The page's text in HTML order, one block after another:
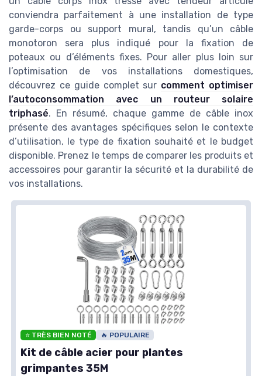
conviendra parfaitement à une installation de type
garde-corps ou support mural, tandis qu’un câble
monotoron sera plus indiqué pour la fixation de
poteaux ou d’éléments fixes. Pour aller plus loin sur
l’optimisation de vos installations domestiques,
découvrez ce guide complet sur comment optimiser
l’autoconsommation avec un routeur solaire
triphasé. En résumé, chaque gamme de câble inox
présente des avantages spécifiques selon le contexte
d’utilisation, le type de fixation souhaité et le budget
disponible. Prenez le temps de comparer les produits et
accessoires pour garantir la sécurité et la durabilité de
vos installations.
⭐ TRÈS BIEN NOTÉ 🔥 POPULAIRE
Kit de câble acier pour plantes
grimpantes 35M